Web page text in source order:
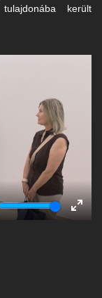
került
Enter